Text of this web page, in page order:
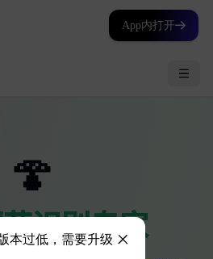
App内打开
本过低，需要升级